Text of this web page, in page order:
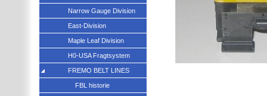
Narrow Gauge Division
East-Division
Maple Leaf Division
H0-USA Fragtsystem
FREMO BELT LINES
FBL historie